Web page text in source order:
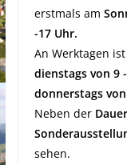
erstmals am
-17 Uhr.
An Werktagen
dienstags von 9
donnerstags
Neben der
sehen.